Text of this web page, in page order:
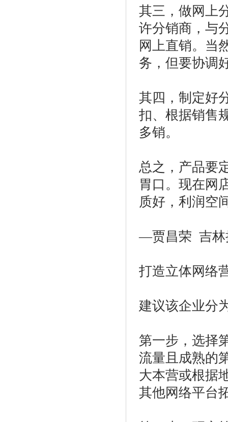
其三，做网上
许分销商，与
网上直销。当
务，但要协调
其四，制定好
扣、根据销售
多销。
总之，产品要
胃口。现在网
质好，利润空
—贾昌荣 吉林
打造立体网络
建议该企业分
第一步，选择
流量且成熟的
大本营或根据
其他网络平台